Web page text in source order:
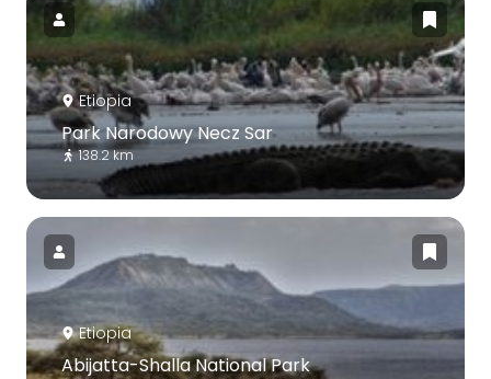
Etiopia
Park Narodowy Necz Sar
138.2 km
Etiopia
Abijatta-Shalla National Park